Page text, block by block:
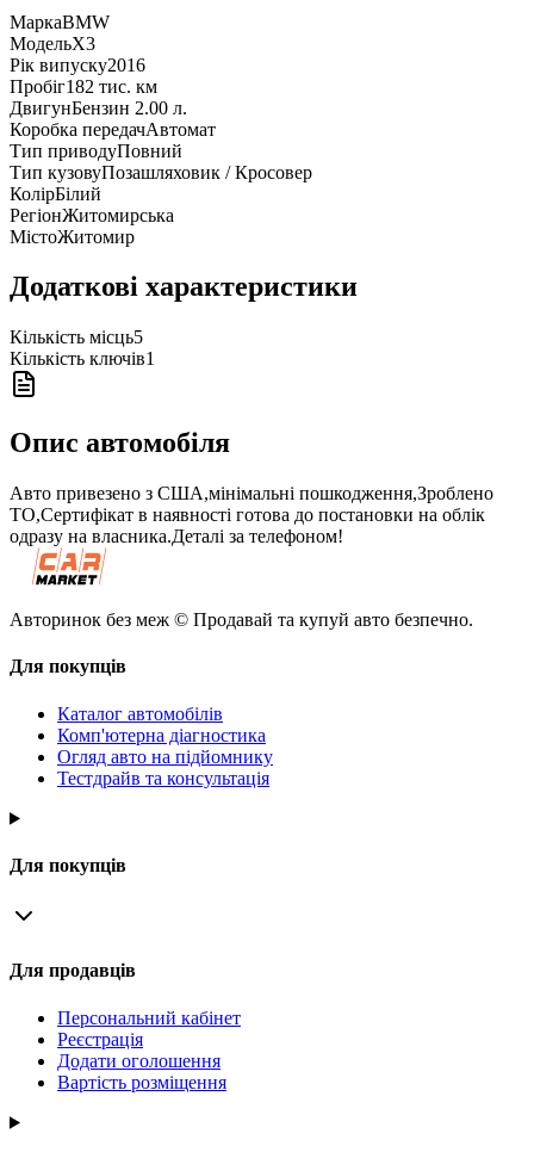
МаркаBMW
МодельX3
Рік випуску2016
Пробіг182 тис. км
ДвигунБензин 2.00 л.
Коробка передачАвтомат
Тип приводуПовний
Тип кузовуПозашляховик / Кросовер
КолірБілий
РегіонЖитомирська
МістоЖитомир
Додаткові характеристики
Кількість місць5
Кількість ключів1
Опис автомобіля
Авто привезено з США,мінімальні пошкодження,Зроблено
ТО,Сертифікат в наявності готова до постановки на облік
одразу на власника.Деталі за телефоном!
Авторинок без меж © Продавай та купуй авто безпечно.
Для покупців
Каталог автомобілів
Комп'ютерна діагностика
Огляд авто на підйомнику
Тестдрайв та консультація
Для покупців
Для продавців
Персональний кабінет
Реєстрація
Додати оголошення
Вартість розміщення